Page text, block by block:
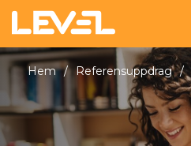
Hem / Referensuppdrag /